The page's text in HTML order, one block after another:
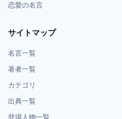
恋愛の名言
サイトマップ
名言一覧
著者一覧
カテゴリ
出典一覧
登場人物一覧